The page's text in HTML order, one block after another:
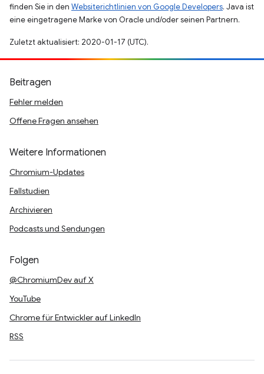
finden Sie in den Websiterichtlinien von Google Developers. Java ist
eine eingetragene Marke von Oracle und/oder seinen Partnern.
Zuletzt aktualisiert: 2020-01-17 (UTC).
Beitragen
Fehler melden
Offene Fragen ansehen
Weitere Informationen
Chromium-Updates
Fallstudien
Archivieren
Podcasts und Sendungen
Folgen
@ChromiumDev auf X
YouTube
Chrome für Entwickler auf LinkedIn
RSS